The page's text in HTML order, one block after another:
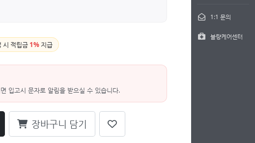
1:1 문의
불량케어센터
시 적립금 1% 지급
입고시 문자로 알림을 받으실 수 있습니다.
장바구니 담기